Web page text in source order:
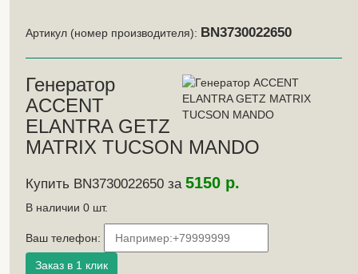
Артикул (номер производителя): BN3730022650
Генератор
ACCENT
ELANTRA GETZ
MATRIX TUCSON MANDO
Купить BN3730022650 за 5150 р.
В наличии 0 шт.
Ваш телефон: